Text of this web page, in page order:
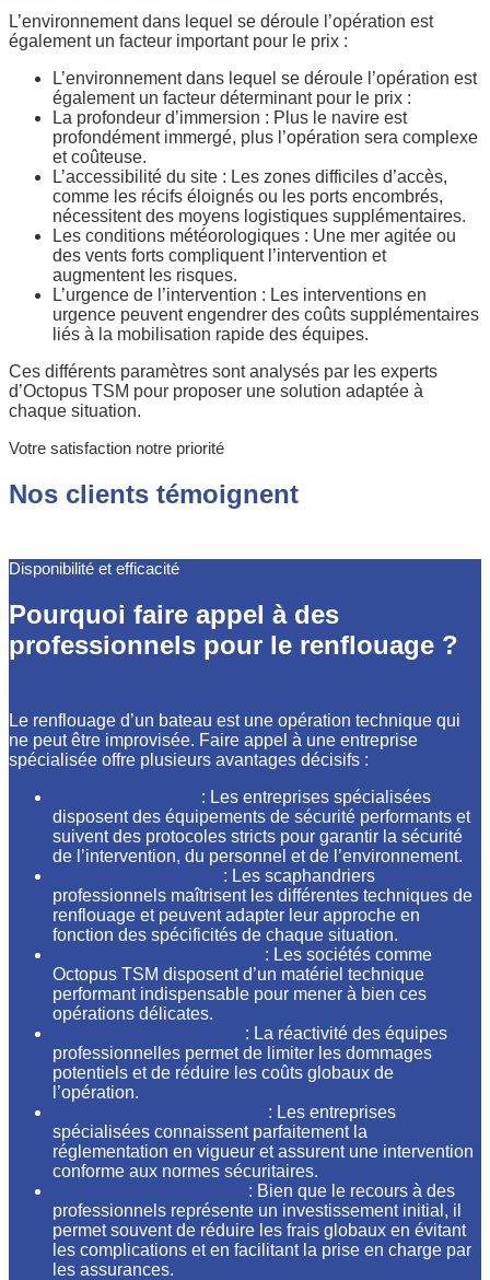
L’environnement dans lequel se déroule l’opération est
également un facteur important pour le prix :
L’environnement dans lequel se déroule l’opération est
également un facteur déterminant pour le prix :
La profondeur d’immersion : Plus le navire est
profondément immergé, plus l’opération sera complexe
et coûteuse.
L’accessibilité du site : Les zones difficiles d’accès,
comme les récifs éloignés ou les ports encombrés,
nécessitent des moyens logistiques supplémentaires.
Les conditions météorologiques : Une mer agitée ou
des vents forts compliquent l’intervention et
augmentent les risques.
L’urgence de l’intervention : Les interventions en
urgence peuvent engendrer des coûts supplémentaires
liés à la mobilisation rapide des équipes.
Ces différents paramètres sont analysés par les experts
d’Octopus TSM pour proposer une solution adaptée à
chaque situation.
Votre satisfaction notre priorité
Nos clients témoignent
Disponibilité et efficacité
Pourquoi faire appel à des
professionnels pour le renflouage ?
Le renflouage d’un bateau est une opération technique qui
ne peut être improvisée. Faire appel à une entreprise
spécialisée offre plusieurs avantages décisifs :
: Les entreprises spécialisées
disposent des équipements de sécurité performants et
suivent des protocoles stricts pour garantir la sécurité
de l’intervention, du personnel et de l’environnement.
: Les scaphandriers
professionnels maîtrisent les différentes techniques de
renflouage et peuvent adapter leur approche en
fonction des spécificités de chaque situation.
: Les sociétés comme
Octopus TSM disposent d’un matériel technique
performant indispensable pour mener à bien ces
opérations délicates.
: La réactivité des équipes
professionnelles permet de limiter les dommages
potentiels et de réduire les coûts globaux de
l’opération.
: Les entreprises
spécialisées connaissent parfaitement la
réglementation en vigueur et assurent une intervention
conforme aux normes sécuritaires.
: Bien que le recours à des
professionnels représente un investissement initial, il
permet souvent de réduire les frais globaux en évitant
les complications et en facilitant la prise en charge par
les assurances.